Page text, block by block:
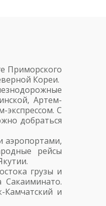
Приморского
Кореи.
Артем-
С
добраться
аэропортами,
рейсы
грузы и
Камчатский и